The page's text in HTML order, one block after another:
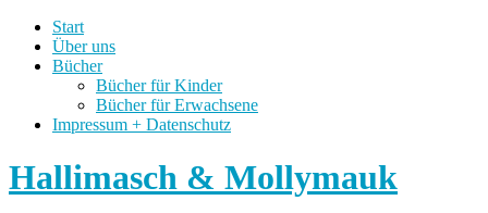
Start
Über uns
Bücher
Bücher für Kinder
Bücher für Erwachsene
Impressum + Datenschutz
Hallimasch & Mollymauk